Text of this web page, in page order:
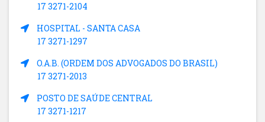
17 3271-2104
HOSPITAL - SANTA CASA
17 3271-1297
O.A.B. (ORDEM DOS ADVOGADOS DO BRASIL)
17 3271-2013
POSTO DE SAÚDE CENTRAL
17 3271-1217